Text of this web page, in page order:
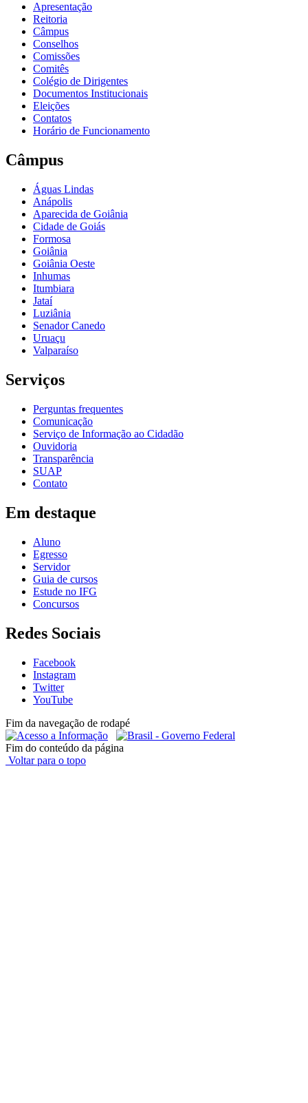
Apresentação
Reitoria
Câmpus
Conselhos
Comissões
Comitês
Colégio de Dirigentes
Documentos Institucionais
Eleições
Contatos
Horário de Funcionamento
Câmpus
Águas Lindas
Anápolis
Aparecida de Goiânia
Cidade de Goiás
Formosa
Goiânia
Goiânia Oeste
Inhumas
Itumbiara
Jataí
Luziânia
Senador Canedo
Uruaçu
Valparaíso
Serviços
Perguntas frequentes
Comunicação
Serviço de Informação ao Cidadão
Ouvidoria
Transparência
SUAP
Contato
Em destaque
Aluno
Egresso
Servidor
Guia de cursos
Estude no IFG
Concursos
Redes Sociais
Facebook
Instagram
Twitter
YouTube
Fim da navegação de rodapé
Fim do conteúdo da página
Voltar para o topo